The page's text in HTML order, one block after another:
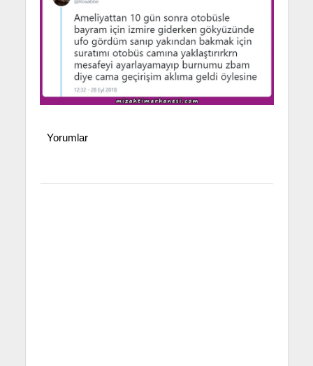
Yorumlar